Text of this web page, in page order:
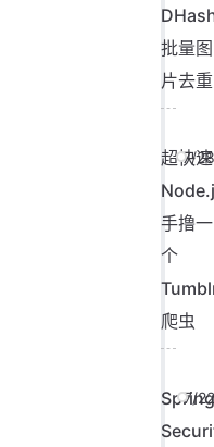
批量图
片去重
7/
超快速
手撸一
个
爬虫
7/